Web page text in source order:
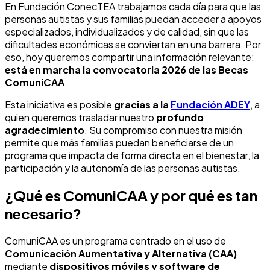
En Fundación ConecTEA trabajamos cada día para que las
personas autistas y sus familias puedan acceder a apoyos
especializados, individualizados y de calidad, sin que las
dificultades económicas se conviertan en una barrera. Por
eso, hoy queremos compartir una información relevante:
está en marcha la convocatoria 2026 de las Becas
ComuniCAA.
Esta iniciativa es posible gracias a la Fundación ADEY, a
quien queremos trasladar nuestro profundo
agradecimiento. Su compromiso con nuestra misión
permite que más familias puedan beneficiarse de un
programa que impacta de forma directa en el bienestar, la
participación y la autonomía de las personas autistas.
¿Qué es ComuniCAA y por qué es tan
necesario?
ComuniCAA es un programa centrado en el uso de
Comunicación Aumentativa y Alternativa (CAA)
mediante dispositivos móviles y software de